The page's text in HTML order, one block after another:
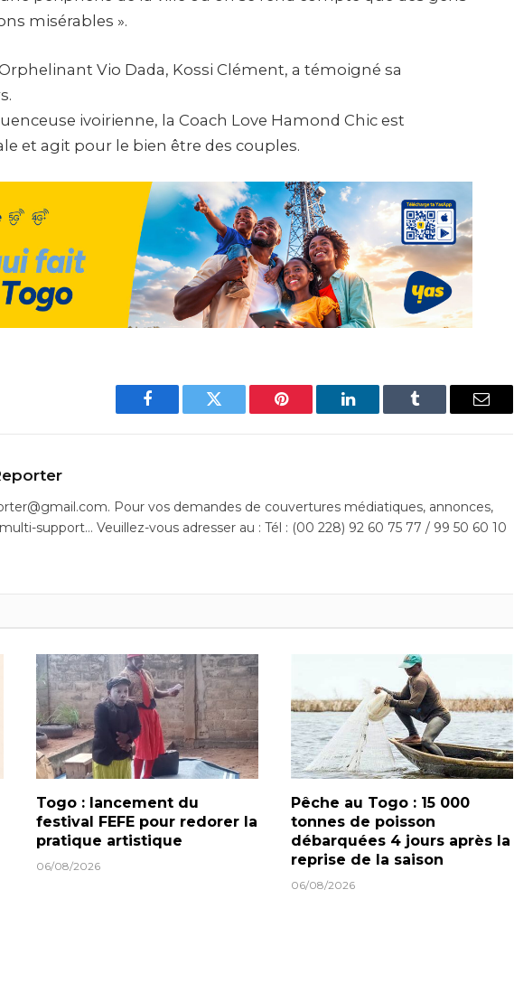
misérables ».
Vio Dada, Kossi Clément, a témoigné sa
ivoirienne, la Coach Love Hamond Chic est
et agit pour le bien être des couples.
Facebook Twitter Pinterest LinkedIn Tumblr Email
Pour vos demandes de couvertures médiatiques, annonces,
support… Veuillez-vous adresser au : Tél : (00 228) 92 60 75 77 / 99 50 60 10
Togo : lancement du
festival FEFE pour redorer la
pratique artistique
06/08/2026
Pêche au Togo : 15 000
tonnes de poisson
débarquées 4 jours après la
reprise de la saison
06/08/2026